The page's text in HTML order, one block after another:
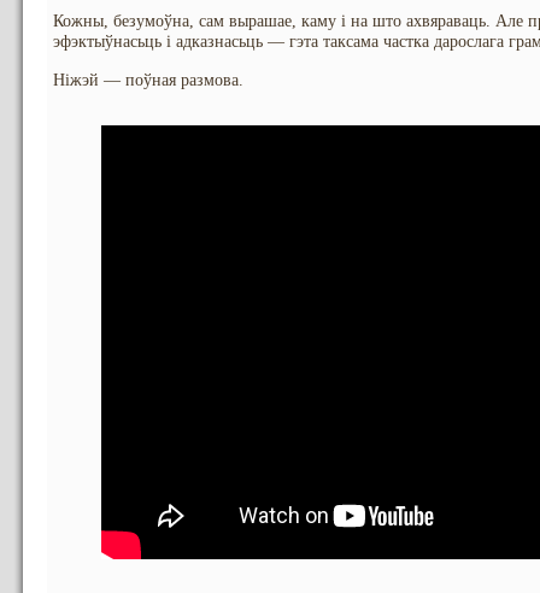
Кожны, безумоўна, сам вырашае, каму і на што ахвяраваць. Але
эфэктыўнасьць і адказнасьць — гэта таксама частка дарослага
Ніжэй — поўная размова.